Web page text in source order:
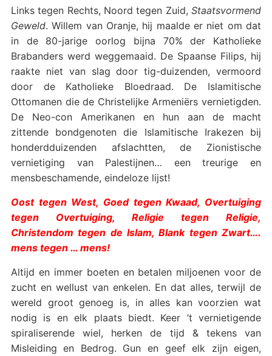
Links tegen Rechts, Noord tegen Zuid,Staatsvormend
Geweld. Willem van Oranje, hij maalde er niet om dat
in de 80-jarige oorlog bijna 70% der Katholieke
Brabanders werd weggemaaid. De Spaanse Filips, hij
raakte niet van slag door tig-duizenden, vermoord
door de Katholieke Bloedraad. De Islamitische
Ottomanen die de Christelijke Armeniërs vernietigden.
De Neo-con Amerikanen en hun aan de macht
zittende bondgenoten die Islamitische Irakezen bij
honderdduizenden afslachtten, de Zionistische
vernietiging van Palestijnen… een treurige en
mensbeschamende, eindeloze lijst!
Oost tegen West, Goed tegen Kwaad, Overtuiging
tegen Overtuiging, Religie tegen Religie,
Christendom tegen de Islam, Blank tegen Zwart….
mens tegen … mens!
Altijd en immer boeten en betalen miljoenen voor de
zucht en wellust van enkelen. En dat alles, terwijl de
wereld groot genoeg is, in alles kan voorzien wat
nodig is en elk plaats biedt. Keer ’t vernietigende
spiraliserende wiel, herken de tijd & tekens van
Misleiding en Bedrog. Gun en geef elk zijn eigen,